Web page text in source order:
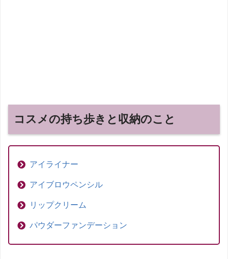
コスメの持ち歩きと収納のこと
アイライナー
アイブロウペンシル
リップクリーム
パウダーファンデーション